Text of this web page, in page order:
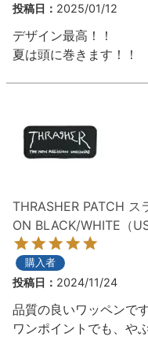
投稿日 2025/01/12
デザイン最高！！
夏は頭に巻きます！！
THRASHER PATCH ス
ON BLACK/WHITE（
購入者
投稿日 2024/11/24
品質の良いワッペンです
ワンポイントでも、や